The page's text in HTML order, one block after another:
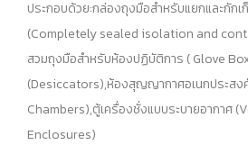
ประกอบด้วย:กล่องถุงมือสำหรับแยกและกัก
(Completely sealed isolation and
สวมถุงมือสำหรับห้องปฏิบัติการ ( Glove
(Desiccators),ห้องสุญญากาศอเนกประสง
Chambers),ตู้เครื่องชั่งแบบระบายอากาศ
Enclosures)